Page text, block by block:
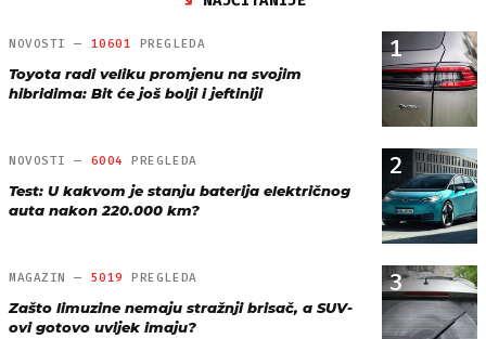
1
NOVOSTI — 10601 PREGLEDA
Toyota radi veliku promjenu na svojim
hibridima: Bit će još bolji i jeftiniji
2
NOVOSTI — 6004 PREGLEDA
Test: U kakvom je stanju baterija električnog
auta nakon 220.000 km?
3
MAGAZIN — 5019 PREGLEDA
Zašto limuzine nemaju stražnji brisač, a SUV-
ovi gotovo uvijek imaju?